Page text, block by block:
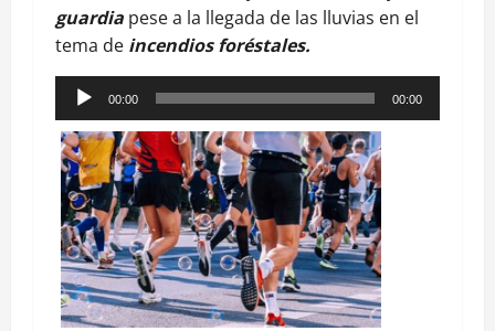
guardia pese a la llegada de las lluvias en el
tema de incendios foréstales.
Reproductor
de
audio
00:00 00:00